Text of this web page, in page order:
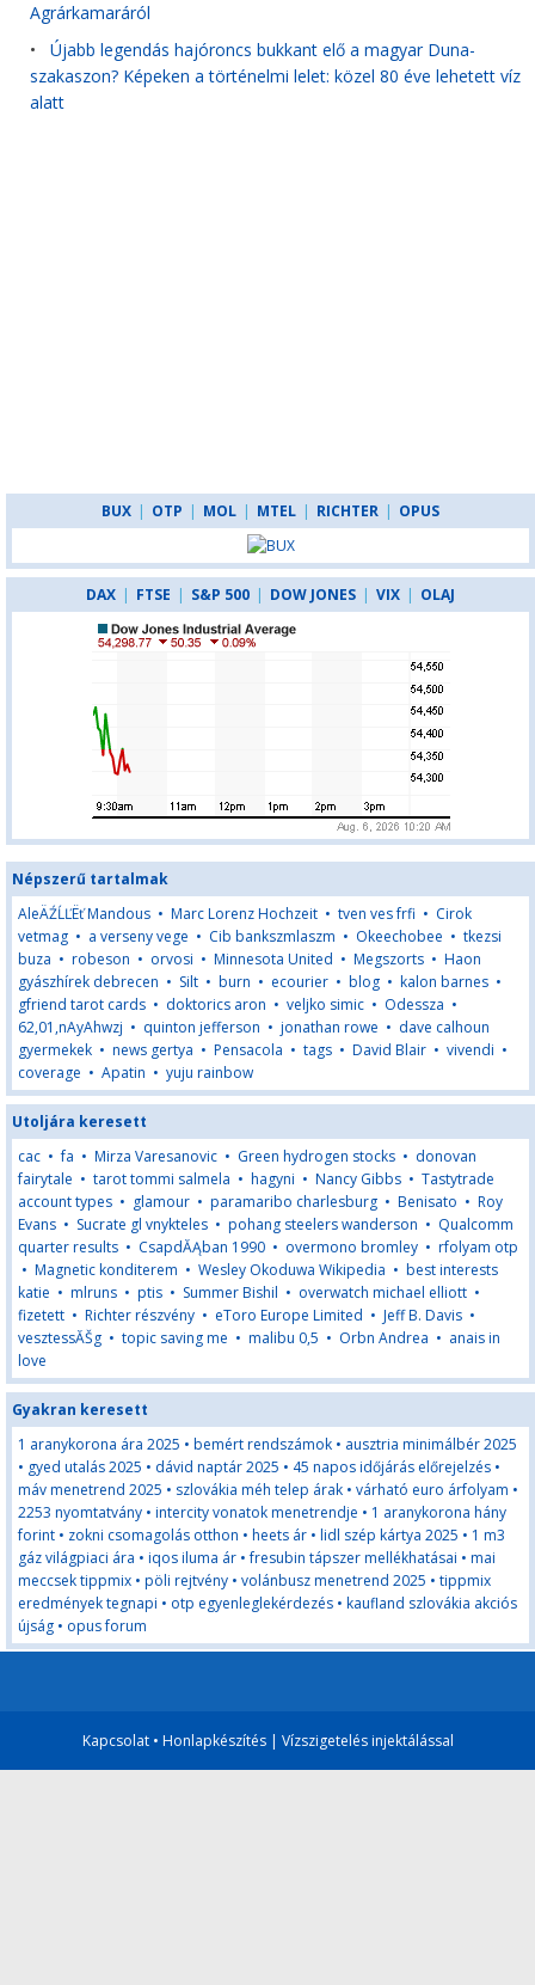
Agrárkamaráról
• Újabb legendás hajóroncs bukkant elő a magyar Duna-
szakaszon? Képeken a történelmi lelet: közel 80 éve lehetett víz
alatt
BUX | OTP | MOL | MTEL | RICHTER | OPUS
DAX | FTSE | S&P 500 | DOW JONES | VIX | OLAJ
Népszerű tartalmak
AleÄŹĹĽËť Mandous • Marc Lorenz Hochzeit • tven ves frfi • Cirok
vetmag • a verseny vege • Cib bankszmlaszm • Okeechobee • tkezsi
buza • robeson • orvosi • Minnesota United • Megszorts • Haon
gyászhírek debrecen • Silt • burn • ecourier • blog • kalon barnes •
gfriend tarot cards • doktorics aron • veljko simic • Odessza •
62,01,nAyAhwzj • quinton jefferson • jonathan rowe • dave calhoun
gyermekek • news gertya • Pensacola • tags • David Blair • vivendi •
coverage • Apatin • yuju rainbow
Utoljára keresett
cac •fa • Mirza Varesanovic • Green hydrogen stocks • donovan
fairytale • tarot tommi salmela • hagyni • Nancy Gibbs • Tastytrade
account types • glamour • paramaribo charlesburg • Benisato • Roy
Evans • Sucrate gl vnykteles • pohang steelers wanderson • Qualcomm
quarter results • CsapdĂĄban 1990 • overmono bromley • rfolyam otp
• Magnetic konditerem • Wesley Okoduwa Wikipedia • best interests
katie • mlruns • ptis • Summer Bishil • overwatch michael elliott •
fizetett • Richter részvény • eToro Europe Limited • Jeff B. Davis •
vesztessĂŠg • topic saving me • malibu 0,5 • Orbn Andrea • anais in
love
Gyakran keresett
1 aranykorona ára 2025 • bemért rendszámok • ausztria minimálbér 2025
• gyed utalás 2025 • dávid naptár 2025 • 45 napos időjárás előrejelzés •
máv menetrend 2025 • szlovákia méh telep árak • várható euro árfolyam •
2253 nyomtatvány • intercity vonatok menetrendje • 1 aranykorona hány
forint • zokni csomagolás otthon • heets ár • lidl szép kártya 2025 • 1 m3
gáz világpiaci ára • iqos iluma ár •fresubin tápszer mellékhatásai • mai
meccsek tippmix • pöli rejtvény • volánbusz menetrend 2025 • tippmix
eredmények tegnapi • otp egyenleglekérdezés • kaufland szlovákia akciós
újság • opus forum
Kapcsolat• Honlapkészítés| Vízszigetelés injektálással